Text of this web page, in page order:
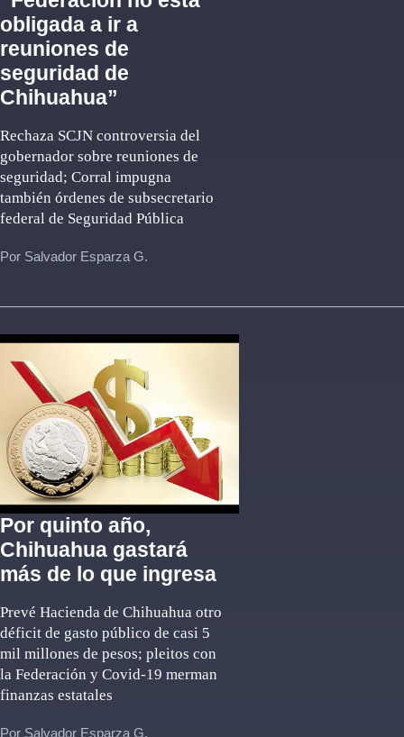
obligada a ir a
reuniones de
seguridad de
Chihuahua”
Rechaza SCJN controversia del
gobernador sobre reuniones de
seguridad; Corral impugna
también órdenes de subsecretario
federal de Seguridad Pública
Por Salvador Esparza G.
Por quinto año,
Chihuahua gastará
más de lo que ingresa
Prevé Hacienda de Chihuahua otro
déficit de gasto público de casi 5
mil millones de pesos; pleitos con
la Federación y Covid-19 merman
finanzas estatales
Por Salvador Esparza G.